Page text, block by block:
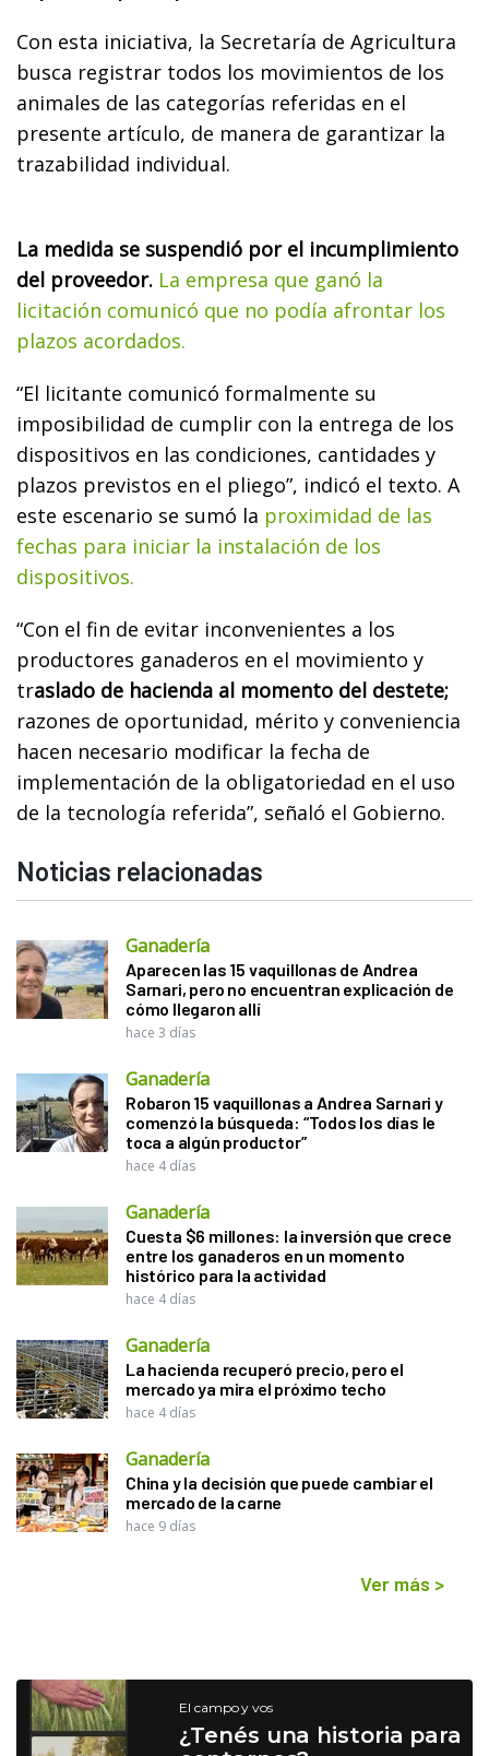
Con esta iniciativa, la Secretaría de Agricultura
busca registrar todos los movimientos de los
animales de las categorías referidas en el
presente artículo, de manera de garantizar la
trazabilidad individual.
La medida se suspendió por el incumplimiento
del proveedor. La empresa que ganó la
licitación comunicó que no podía afrontar los
plazos acordados.
“El licitante comunicó formalmente su
imposibilidad de cumplir con la entrega de los
dispositivos en las condiciones, cantidades y
plazos previstos en el pliego”, indicó el texto. A
este escenario se sumó la proximidad de las
fechas para iniciar la instalación de los
dispositivos.
“Con el fin de evitar inconvenientes a los
productores ganaderos en el movimiento y
traslado de hacienda al momento del destete;
razones de oportunidad, mérito y conveniencia
hacen necesario modificar la fecha de
implementación de la obligatoriedad en el uso
de la tecnología referida”, señaló el Gobierno.
Noticias relacionadas
Ganadería
Aparecen las 15 vaquillonas de Andrea
Sarnari, pero no encuentran explicación de
cómo llegaron allí
hace 3 días
Ganadería
Robaron 15 vaquillonas a Andrea Sarnari y
comenzó la búsqueda: “Todos los días le
toca a algún productor”
hace 4 días
Ganadería
Cuesta $6 millones: la inversión que crece
entre los ganaderos en un momento
histórico para la actividad
hace 4 días
Ganadería
La hacienda recuperó precio, pero el
mercado ya mira el próximo techo
hace 4 días
Ganadería
China y la decisión que puede cambiar el
mercado de la carne
hace 9 días
Ver más >
El campo y vos
¿Tenés una historia para